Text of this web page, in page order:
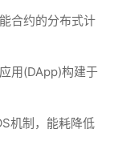
合约的分布式计
用(DApp)构建于
机制，能耗降低